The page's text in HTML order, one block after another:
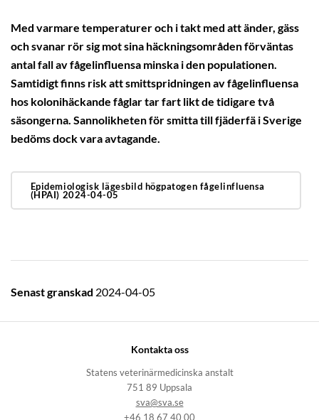
Med varmare temperaturer och i takt med att änder, gäss
och svanar rör sig mot sina häckningsområden förväntas
antal fall av fågelinfluensa minska i den populationen.
Samtidigt finns risk att smittspridningen av fågelinfluensa
hos kolonihäckande fåglar tar fart likt de tidigare två
säsongerna. Sannolikheten för smitta till fjäderfä i Sverige
bedöms dock vara avtagande.
Epidemiologisk lägesbild högpatogen fågelinfluensa
(HPAI) 2024-04-05
Senast granskad 2024-04-05
Kontakta oss
Statens veterinärmedicinska anstalt
751 89 Uppsala
sva@sva.se
+46 18 67 40 00